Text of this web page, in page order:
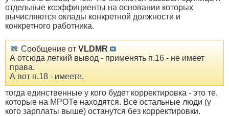
отдельные коэффициенты на основании которых
вычисляются оклады конкретной должности и
конкретного работника.
Сообщение от VLDMR
А отсюда легкий вывод - применять п.16 - не имеет
права.
А вот п.18 - имеете.
тогда единственные у кого будет корректировка - это те,
которые на МРОТе находятся. Все остальные люди (у
кого зарплаты выше) останутся без корректировки.